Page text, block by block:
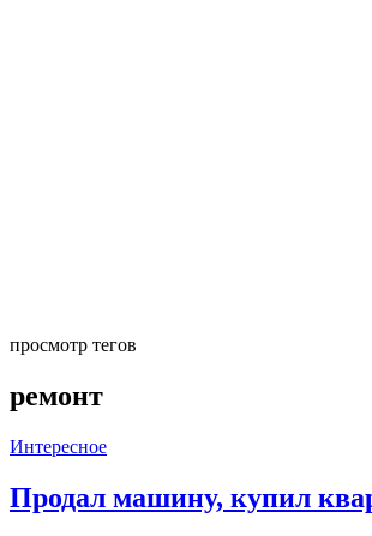
просмотр тегов
ремонт
Интересное
Продал машину, купил